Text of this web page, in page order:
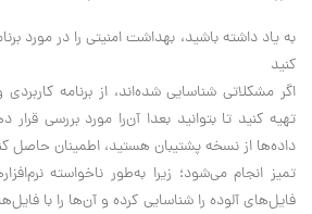
به یاد داشته باشید، بهداشت امنیتی را در مورد
کنید
اگر مشکلاتی شناسایی شده‌اند، از برنامه
تهیه کنید تا بتوانید بعدا آن‌را مورد بررسی قرار
داده‌ها از نسخه پشتیبان هستید، اطمینان حاصل
تمیز انجام می‌شود؛ زیرا به‌طور ناخواسته
فایل‌های آلوده را شناسایی کرده و آن‌ها را با